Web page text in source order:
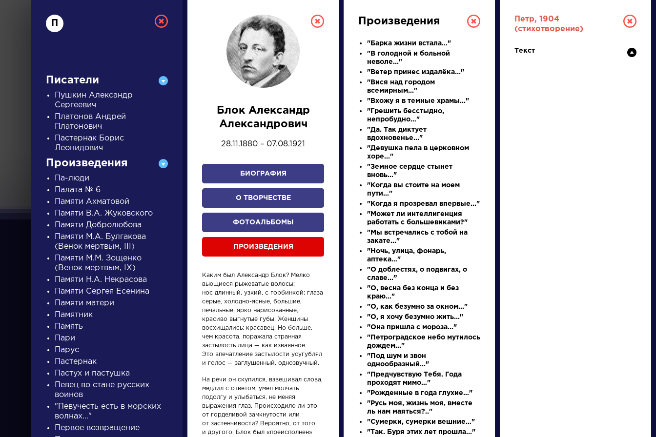
РУССКАЯ ЛИТЕРАТУРА
ДЛЯ ПРЕЗЕНТАЦИЙ, УРОКОВ И ЕГЭ
А Б З Т
ПИСАТЕЛИ
произведения персонажи
Писатели
Гончаров Иван
Александрович
Словарь
деталь
Словарь
аллегория
Произведения
Вечернее
размышление
П
Писатели
Пушкин Александр
Сергеевич
Платонов Андрей
Платонович
Пастернак Борис
Леонидович
Произведения
Па-люди
Палата № 6
Памяти Ахматовой
Памяти В.А. Жуковского
Памяти Добролюбова
Памяти М.А. Булгакова
(Венок мертвым, III)
Памяти М.М. Зощенко
(Венок мертвым, IX)
Памяти Н.А. Некрасова
Памяти Сергея Есенина
Памяти матери
Памятник
Память
Пари
Парус
Пастернак
Пастух и пастушка
Певец во стане русских
воинов
"Певучесть есть в морских
волнах..."
Первое возвращение
Блок Александр
Александрович
28.11.1880 – 07.08.1921
БИОГРАФИЯ
О ТВОРЧЕСТВЕ
ФОТОАЛЬБОМЫ
ПРОИЗВЕДЕНИЯ
Каким был Александр Блок? Мелко
вьющиеся рыжеватые волосы;
нос длинный, узкий, с горбинкой; глаза
серые, холодно-ясные, большие,
печальные; ярко нарисованные,
красиво выгнутые губы. Женщины
восхищались: красавец. Но больше,
чем красота, поражала странная
застылость лица — как изваянное.
Это впечатление застылости усугублял
и голос — заглушенный, однозвучный.
На речи он скупился, взвешивал слова,
медлил с ответом, умел молчать
подолгу и улыбаться, не меняя
выражения глаз. Происходило ли это
от горделивой замкнутости или
от застенчивости? Вероятно, от того
и другого. Блок был «преисполнен»
Произведения
"Барка жизни встала…"
"В голодной и больной
неволе..."
"Ветер принес издалёка..."
"Вися над городом
всемирным..."
"Вхожу я в темные храмы..."
"Грешить бесстыдно,
непробудно…"
"Да. Так диктует
вдохновенье..."
"Девушка пела в церковном
хоре..."
"Земное сердце стынет
вновь..."
"Когда вы стоите на моем
пути..."
"Когда я прозревал впервые..."
"Может ли интеллигенция
работать с большевиками?"
"Мы встречались с тобой на
закате..."
"Ночь, улица, фонарь,
аптека…"
"О доблестях, о подвигах, о
славе...”
"О, весна без конца и без
краю..."
"О, как безумно за окном..."
"О, я хочу безумно жить..."
"Она пришла с мороза..."
"Петроградское небо мутилось
дождем..."
"Под шум и звон
однообразный..."
"Предчувствую Тебя. Года
проходят мимо…"
"Рожденные в года глухие…"
"Русь моя, жизнь моя, вместе
ль нам маяться?.."
"Сумерки, сумерки вешние…"
"Так. Буря этих лет прошла..."
Петр, 1904
(стихотворение)
Текст